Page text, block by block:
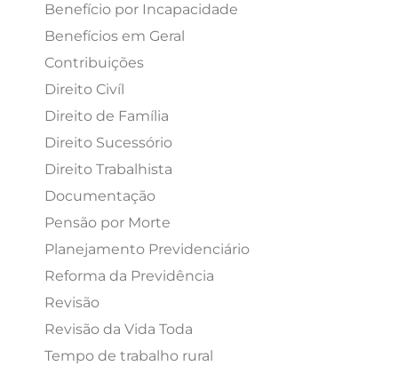
Benefício por Incapacidade
Benefícios em Geral
Contribuições
Direito Civíl
Direito de Família
Direito Sucessório
Direito Trabalhista
Documentação
Pensão por Morte
Planejamento Previdenciário
Reforma da Previdência
Revisão
Revisão da Vida Toda
Tempo de trabalho rural